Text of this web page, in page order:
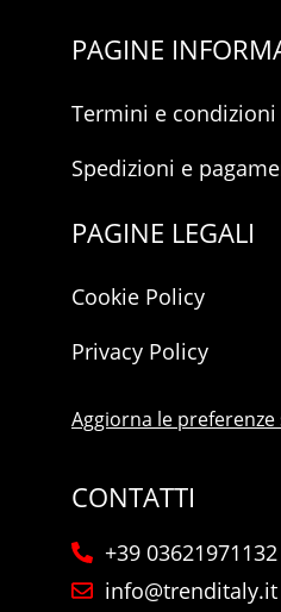
PAGINE
Termini e condizioni
Spedizioni e
PAGINE LEGALI
Cookie Policy
Privacy Policy
Aggiorna le preferenze
CONTATTI
+39 03621971132
info@trenditaly.it